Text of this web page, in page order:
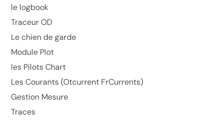
le logbook
Traceur OD
Le chien de garde
Module Plot
les Pilots Chart
Les Courants (Otcurrent FrCurrents)
Gestion Mesure
Traces